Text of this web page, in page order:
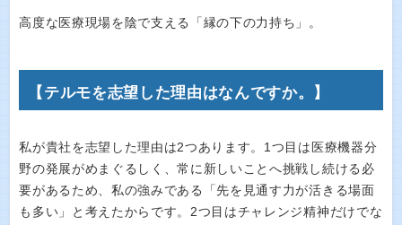
高度な医療現場を陰で支える「縁の下の力持ち」。
【テルモを志望した理由はなんですか。】
私が貴社を志望した理由は2つあります。1つ目は医療機器分
野の発展がめまぐるしく、常に新しいことへ挑戦し続ける必
要があるため、私の強みである「先を見通す力が活きる場面
も多い」と考えたからです。2つ目はチャレンジ精神だけでな